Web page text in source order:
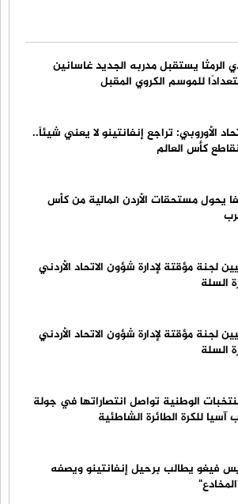
الرمثا يستقبل مدربه الجديد غاسانين
للموسم الكروي المقبل
الأوروبي: تراجع إنفانتينو لا يعني شيئاً..
كأس العالم
يحول مستحقات الأردن المالية من كأس
لجنة مؤقتة لإدارة شؤون الاتحاد الأردني
السلة
لجنة مؤقتة لإدارة شؤون الاتحاد الأردني
السلة
الوطنية تواصل انتصاراتها في جولة
آسيا للكرة الطائرة الشاطئية
فيغو يطالب برحيل إنفانتينو ويصفه